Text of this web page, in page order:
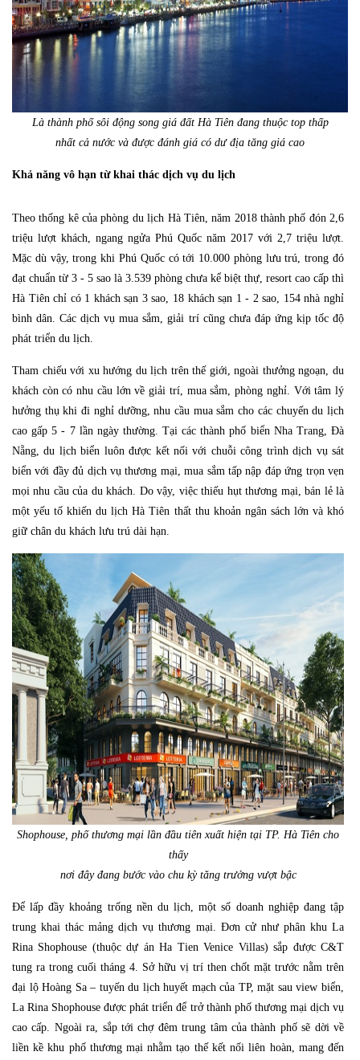
Là thành phố sôi động song giá đất Hà Tiên đang thuộc top thấp
nhất cả nước và được đánh giá có dư địa tăng giá cao
Khả năng vô hạn từ khai thác dịch vụ du lịch
Theo thống kê của phòng du lịch Hà Tiên, năm 2018 thành phố đón 2,6
triệu lượt khách, ngang ngửa Phú Quốc năm 2017 với 2,7 triệu lượt.
Mặc dù vậy, trong khi Phú Quốc có tới 10.000 phòng lưu trú, trong đó
đạt chuẩn từ 3 - 5 sao là 3.539 phòng chưa kể biệt thự, resort cao cấp thì
Hà Tiên chỉ có 1 khách sạn 3 sao, 18 khách sạn 1 - 2 sao, 154 nhà nghỉ
bình dân. Các dịch vụ mua sắm, giải trí cũng chưa đáp ứng kịp tốc độ
phát triển du lịch.
Tham chiếu với xu hướng du lịch trên thế giới, ngoài thưởng ngoạn, du
khách còn có nhu cầu lớn về giải trí, mua sắm, phòng nghỉ. Với tâm lý
hưởng thụ khi đi nghỉ dưỡng, nhu cầu mua sắm cho các chuyến du lịch
cao gấp 5 - 7 lần ngày thường. Tại các thành phố biển Nha Trang, Đà
Nẵng, du lịch biển luôn được kết nối với chuỗi công trình dịch vụ sát
biển với đầy đủ dịch vụ thương mại, mua sắm tấp nập đáp ứng trọn vẹn
mọi nhu cầu của du khách. Do vậy, việc thiếu hụt thương mại, bán lẻ là
một yếu tố khiến du lịch Hà Tiên thất thu khoản ngân sách lớn và khó
giữ chân du khách lưu trú dài hạn.
Shophouse, phố thương mại lần đầu tiên xuất hiện tại TP. Hà Tiên cho
thấy
nơi đây đang bước vào chu kỳ tăng trưởng vượt bậc
Để lấp đầy khoảng trống nền du lịch, một số doanh nghiệp đang tập
trung khai thác mảng dịch vụ thương mại. Đơn cử như phân khu La
Rina Shophouse (thuộc dự án Ha Tien Venice Villas) sắp được C&T
tung ra trong cuối tháng 4. Sở hữu vị trí then chốt mặt trước nằm trên
đại lộ Hoàng Sa – tuyến du lịch huyết mạch của TP, mặt sau view biển,
La Rina Shophouse được phát triển để trở thành phố thương mại dịch vụ
cao cấp. Ngoài ra, sắp tới chợ đêm trung tâm của thành phố sẽ dời về
liền kề khu phố thương mại nhằm tạo thế kết nối liên hoàn, mang đến